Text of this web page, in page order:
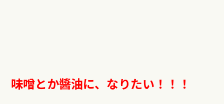
味噌とか醬油に、なりたい！！！